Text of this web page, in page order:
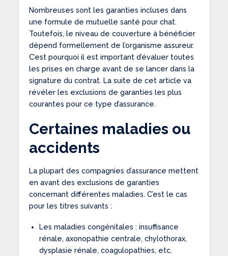
Nombreuses sont les garanties incluses dans
une formule de mutuelle santé pour chat.
Toutefois, le niveau de couverture à bénéficier
dépend formellement de l’organisme assureur.
C’est pourquoi il est important d’évaluer toutes
les prises en charge avant de se lancer dans la
signature du contrat. La suite de cet article va
révéler les exclusions de garanties les plus
courantes pour ce type d’assurance.
Certaines maladies ou
accidents
La plupart des compagnies d’assurance mettent
en avant des exclusions de garanties
concernant différentes maladies. C’est le cas
pour les titres suivants :
Les maladies congénitales : insuffisance
rénale, axonopathie centrale, chylothorax,
dysplasie rénale, coagulopathies, etc.